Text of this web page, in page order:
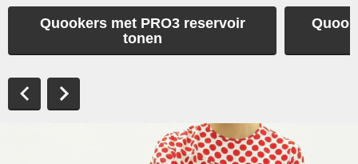
Quookers met PRO3 reservoir
tonen